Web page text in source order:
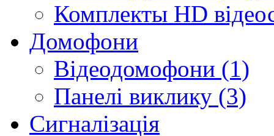
Комплекты HD
Домофони
Відеодомофони (1)
Панелі виклику (3)
Сигналізація